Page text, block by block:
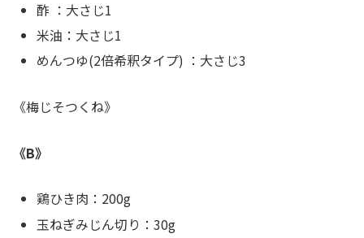
酢 ：大さじ1
米油：大さじ1
めんつゆ(2倍希釈タイプ) ：大さじ3
《梅じそつくね》
《B》
鶏ひき肉：200g
玉ねぎみじん切り：30g